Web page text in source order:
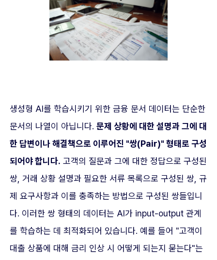
생성형 AI를 학습시키기 위한 금융 문서 데이터는 단순한
문서의 나열이 아닙니다. 문제 상황에 대한 설명과 그에 대
한 답변이나 해결책으로 이루어진 "쌍(Pair)" 형태로 구성
되어야 합니다. 고객의 질문과 그에 대한 정답으로 구성된
쌍, 거래 상황 설명과 필요한 서류 목록으로 구성된 쌍, 규
제 요구사항과 이를 충족하는 방법으로 구성된 쌍들입니
다. 이러한 쌍 형태의 데이터는 AI가 input-output 관계
를 학습하는 데 최적화되어 있습니다. 예를 들어 "고객이
대출 상품에 대해 금리 인상 시 어떻게 되는지 묻는다"는